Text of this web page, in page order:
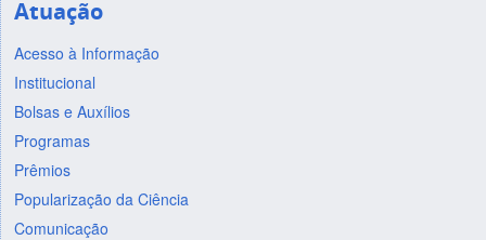
Atuação
Acesso à Informação
Institucional
Bolsas e Auxílios
Programas
Prêmios
Popularização da Ciência
Comunicação